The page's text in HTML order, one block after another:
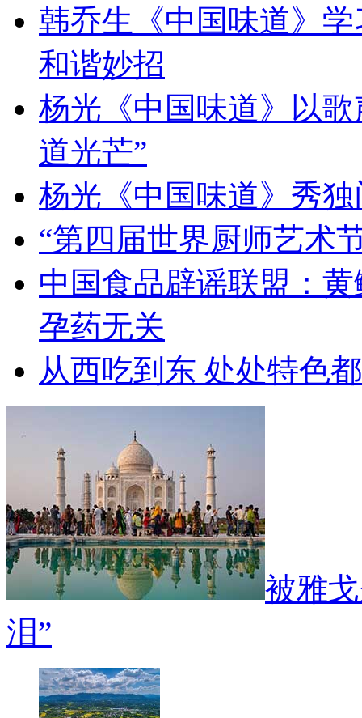
韩乔生《中国味道》
和谐妙招
杨光《中国味道》以
道光芒”
杨光《中国味道》秀
“第四届世界厨师艺术
中国食品辟谣联盟：
孕药无关
从西吃到东 处处特色
被雅
泪”